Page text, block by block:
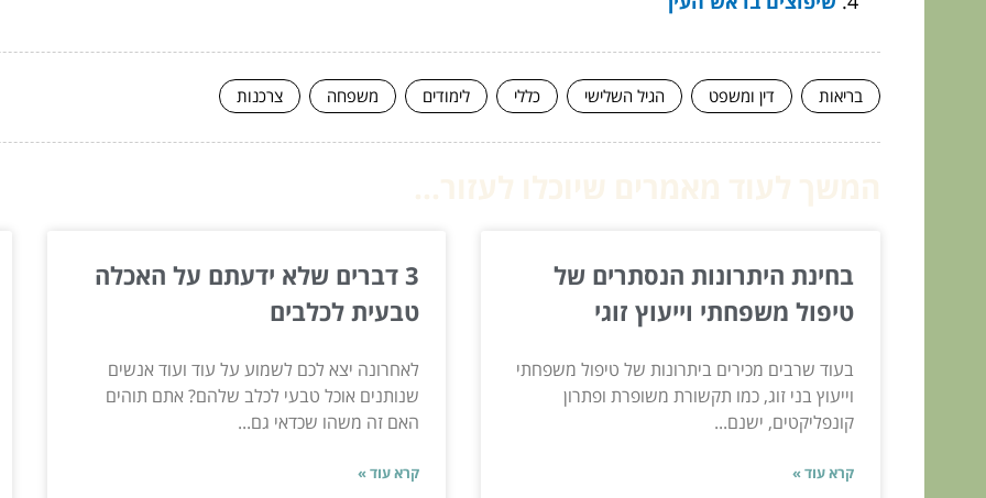
בריאות דין ומשפט הגיל השלישי כללי לימודים משפחה צרכנות
בחינת היתרונות הנסתרים של
טיפול משפחתי וייעוץ זוגי
בעוד שרבים מכירים ביתרונות של טיפול משפחתי
וייעוץ בני זוג, כמו תקשורת משופרת ופתרון
קונפליקטים, ישנם...
קרא עוד »
3 דברים שלא ידעתם על האכלה
טבעית לכלבים
לאחרונה יצא לכם לשמוע על עוד ועוד אנשים
שנותנים אוכל טבעי לכלב שלהם? אתם תוהים
האם זה משהו שכדאי גם...
קרא עוד »